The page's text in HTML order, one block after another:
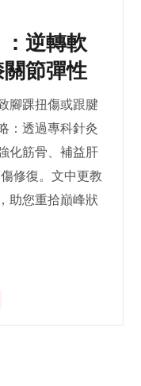
逆轉軟
節彈性
腳踝扭傷或跟腱
：透過專科針灸
化筋骨、補益肝
修復。文中更教
助您重拾巔峰狀